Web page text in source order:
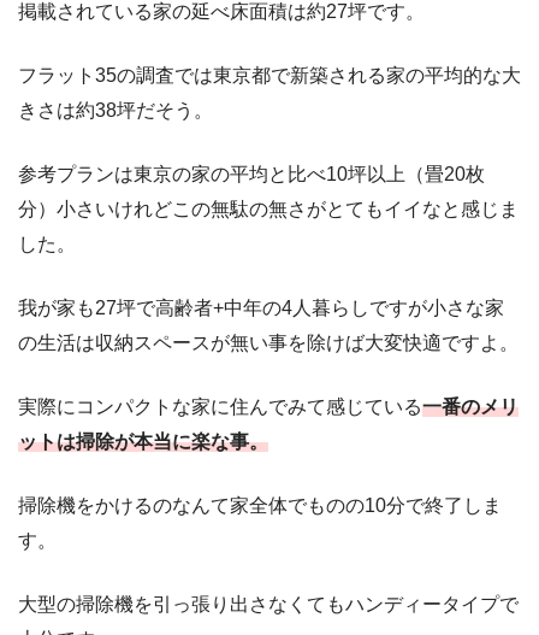
掲載されている家の延べ床面積は約27坪です。
フラット35の調査では東京都で新築される家の平均的な大
きさは約38坪だそう。
参考プランは東京の家の平均と比べ10坪以上（畳20枚
分）小さいけれどこの無駄の無さがとてもイイなと感じま
した。
我が家も27坪で高齢者+中年の4人暮らしですが小さな家
の生活は収納スペースが無い事を除けば大変快適ですよ。
実際にコンパクトな家に住んでみて感じている一番のメリ
ットは掃除が本当に楽な事。
掃除機をかけるのなんて家全体でものの10分で終了しま
す。
大型の掃除機を引っ張り出さなくてもハンディータイプで